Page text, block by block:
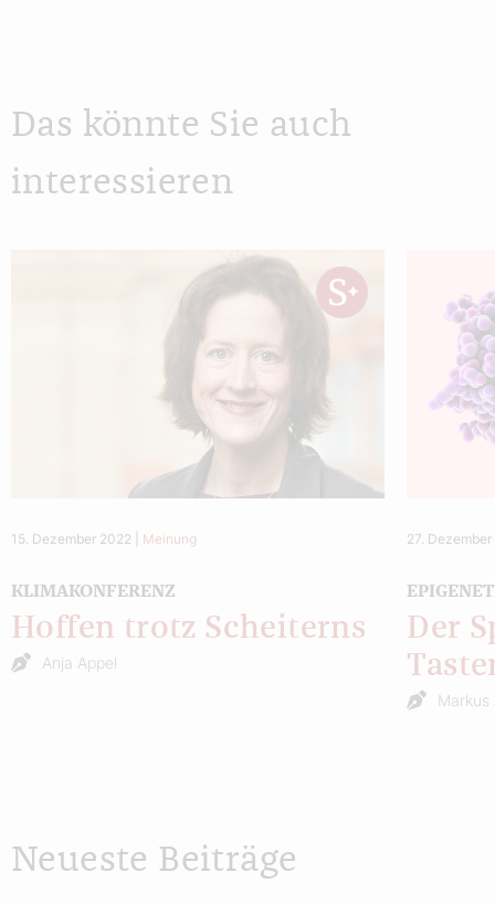
Das könnte Sie auch
interessieren
15. Dezember 2022 Meinung
KLIMAKONFERENZ
Hoffen trotz Scheiterns
Anja Appel
27.
Der
Markus
Neueste Beiträge